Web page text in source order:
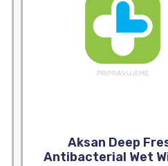
Aksan Deep
Antibacterial Wet